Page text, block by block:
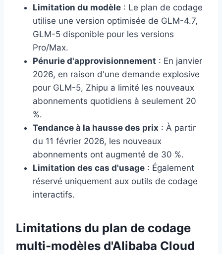
Limitation du modèle : Le plan de codage
utilise une version optimisée de GLM-4.7,
GLM-5 disponible pour les versions
Pro/Max.
Pénurie d'approvisionnement : En janvier
2026, en raison d'une demande explosive
pour GLM-5, Zhipu a limité les nouveaux
abonnements quotidiens à seulement 20
%.
Tendance à la hausse des prix : À partir
du 11 février 2026, les nouveaux
abonnements ont augmenté de 30 %.
Limitation des cas d'usage : Également
réservé uniquement aux outils de codage
interactifs.
Limitations du plan de codage
multi-modèles d'Alibaba Cloud